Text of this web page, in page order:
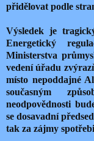
přidělovat podle
Výsledek je
Energetický
Ministerstva
vedení úřadu
místo nepoddajné
současným
neodpovědnosti
se dosavadní
tak za zájmy